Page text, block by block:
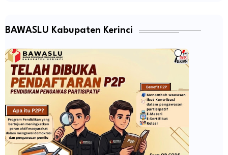
BAWASLU Kabupaten Kerinci